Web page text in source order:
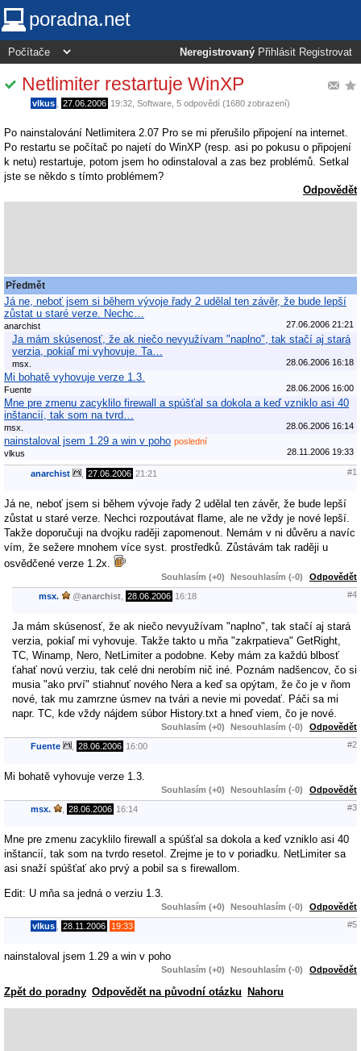
poradna.net
Neregistrovaný Přihlásit Registrovat
Netlimiter restartuje WinXP
vlkus 27.06.2006 19:32 Software , 5 odpovědí (1680 zobrazení)
Po nainstalování Netlimitera 2.07 Pro se mi přerušilo připojení na internet.
Po restartu se počítač po najetí do WinXP (resp. asi po pokusu o připojení
k netu) restartuje, potom jsem ho odinstaloval a zas bez problémů. Setkal
jste se někdo s tímto problémem?
Odpovědět
Předmět
Já ne, neboť jsem si během vývoje řady 2 udělal ten závěr, že bude lepší
zůstat u staré verze. Nechc…
anarchist 27.06.2006 21:21
Ja mám skúsenosť, že ak niečo nevyužívam "naplno", tak stačí aj stará
verzia, pokiaľ mi vyhovuje. Ta…
msx. 28.06.2006 16:18
Mi bohatě vyhovuje verze 1.3.
Fuente 28.06.2006 16:00
Mne pre zmenu zacyklilo firewall a spúšťal sa dokola a keď vzniklo asi 40
inštancií, tak som na tvrd…
msx. 28.06.2006 16:14
nainstaloval jsem 1.29 a win v poho poslední
vlkus
28.11.2006 19:33
anarchist 27.06.2006 21:21 #1
Já ne, neboť jsem si během vývoje řady 2 udělal ten závěr, že bude lepší
zůstat u staré verze. Nechci rozpoutávat flame, ale ne vždy je nové lepší.
Takže doporučuji na dvojku raději zapomenout. Nemám v ni důvěru a navíc
vím, že sežere mnohem více syst. prostředků. Zůstávám tak raději u
osvědčené verze 1.2x.
Souhlasím (+0) Nesouhlasím (-0) Odpovědět
msx. @anarchist 28.06.2006 16:18 #4
Ja mám skúsenosť, že ak niečo nevyužívam "naplno", tak stačí aj stará
verzia, pokiaľ mi vyhovuje. Takže takto u mňa "zakrpatieva" GetRight,
TC, Winamp, Nero, NetLimiter a podobne. Keby mám za každú blbosť
ťahať novú verziu, tak celé dni nerobím nič iné. Poznám nadšencov, čo si
musia "ako prví" stiahnuť nového Nera a keď sa opýtam, že čo je v ňom
nové, tak mu zamrzne úsmev na tvári a nevie mi povedať. Páči sa mi
napr. TC, kde vždy nájdem súbor History.txt a hneď viem, čo je nové.
Souhlasím (+0) Nesouhlasím (-0) Odpovědět
Fuente 28.06.2006 16:00 #2
Mi bohatě vyhovuje verze 1.3.
Souhlasím (+0) Nesouhlasím (-0) Odpovědět
msx. 28.06.2006 16:14 #3
Mne pre zmenu zacyklilo firewall a spúšťal sa dokola a keď vzniklo asi 40
inštancií, tak som na tvrdo resetol. Zrejme je to v poriadku. NetLimiter sa
asi snaží spúšťať ako prvý a pobil sa s firewallom.
Edit: U mňa sa jedná o verziu 1.3.
Souhlasím (+0) Nesouhlasím (-0) Odpovědět
vlkus 28.11.2006 19:33 #5
nainstaloval jsem 1.29 a win v poho
Souhlasím (+0) Nesouhlasím (-0) Odpovědět
Zpět do poradny Odpovědět na původní otázku Nahoru